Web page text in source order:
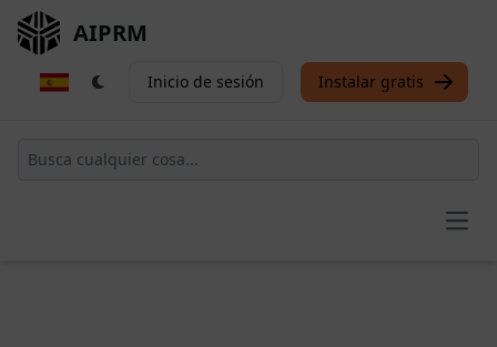
AIPRM
Inicio de sesión Instalar gratis